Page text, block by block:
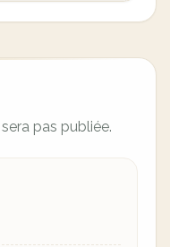
pas publiée.